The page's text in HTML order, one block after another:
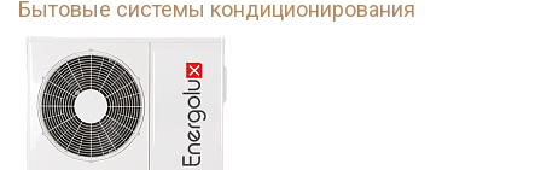
Бытовые системы кондиционирования